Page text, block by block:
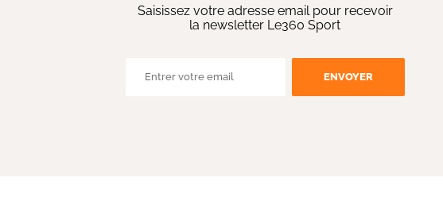
Saisissez votre adresse email pour recevoir
la newsletter Le360 Sport
ENVOYER